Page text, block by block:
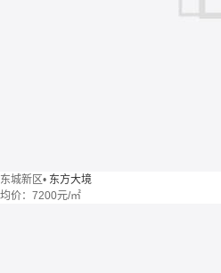
东城新区• 东方大境
均价： 7200元/㎡